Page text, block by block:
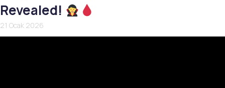
Revealed!
21 Ocak 2026